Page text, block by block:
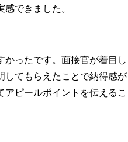
できました。
かったです。面接官が着目し
してもらえたことで納得感が
ピールポイントを伝えるこ